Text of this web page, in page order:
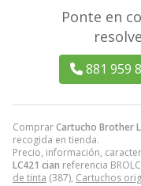
ComprarCartucho Brother
recogida en tienda.
Precio, información,
LC421 cian referencia
de tinta (387), Cartuchos
Ponte en
881 959